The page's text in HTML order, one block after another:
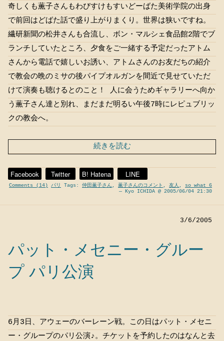
奇しくも薫子さんもわびすけもすいどーばた美術学院の出身
で前回はどばた話で盛り上がりまくり。世界は狭いですね。
繊研新聞の松井さんも合流し、ボン・マルシェ食品館2階でブ
ランチしていたところ、夕食をご一緒する予定だったアトム
さんから電話で嬉しいお誘い、アトムさんのお友だちの紹介
で教会の晩のミサの後パイプオルガンを間近で見せていただ
けて演奏も聴けるとのこと！ 人に会うためギャラリーへ向か
う薫子さん達と別れ、まだまだ明るい午後7時にレピュブリッ
クの教会へ。
続きを読む
Facebook Twitter B! Hatena LINE
Comments (14) パリ Tags: 仲田薫子さん , 薫子さんのコメント , 友人 , so what 6
— Kyo ICHIDA @ 2005/06/04 21:30
3/6/2005
パット・メセニー・グルー
プ パリ公演
6月3日、アウェーのバーレーン戦。この日はパット・メセニ
ー・グループのパリ公演♪。チケットを予約したのはなんと去